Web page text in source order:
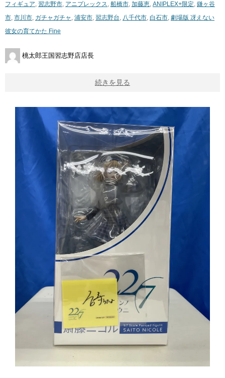
フィギュア, 習志野市, アニプレックス, 船橋市, 加藤恵, ANIPLEX+限定, 鎌ヶ谷
市, 市川市, ガチャガチャ , 浦安市, 習志野台, 八千代市, 白石市, 劇場版 ​冴えない
彼女の育てかた ​Fine
桃太郎王国習志野店店長
続きを見る